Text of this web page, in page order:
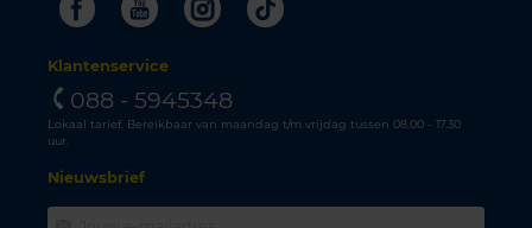
FacebookYoutubeInstagram
Tiktok
Klantenservice
088 - 5945348
Lokaal tarief. Bereikbaar van maandag t/m vrijdag tussen 08.00 - 17.30
uur.
Nieuwsbrief